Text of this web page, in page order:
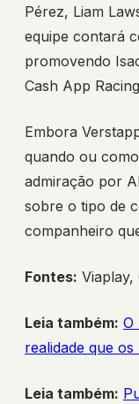
Pérez, Liam
equipe contará
promovendo
Cash App
Embora
quando ou
admiração por
sobre o tipo de
companheiro
Fontes: Viaplay,
Leia também: O
realidade que
Leia também: